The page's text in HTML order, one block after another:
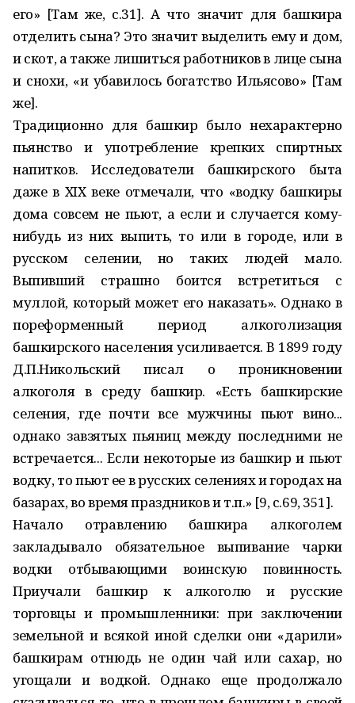
его» [Там же, с.31]. А что значит для башкира
отделить сына? Это значит выделить ему и дом,
и скот, а также лишиться работников в лице сына
и снохи, «и убавилось богатство Ильясово» [Там
же].
Традиционно для башкир было нехарактерно
пьянство и употребление крепких спиртных
напитков. Исследователи башкирского быта
даже в XIX веке отмечали, что «водку башкиры
дома совсем не пьют, а если и случается кому-
нибудь из них выпить, то или в городе, или в
русском селении, но таких людей мало.
Выпивший страшно боится встретиться с
муллой, который может его наказать». Однако в
пореформенный период алкоголизация
башкирского населения усиливается. В 1899 году
Д.П.Никольский писал о проникновении
алкоголя в среду башкир. «Есть башкирские
селения, где почти все мужчины пьют вино...
однако завзятых пьяниц между последними не
встречается... Если некоторые из башкир и пьют
водку, то пьют ее в русских селениях и городах на
базарах, во время праздников и т.п.» [9, с.69, 351].
Начало отравлению башкира алкоголем
закладывало обязательное выпивание чарки
водки отбывающими воинскую повинность.
Приучали башкир к алкоголю и русские
торговцы и промышленники: при заключении
земельной и всякой иной сделки они «дарили»
башкирам отнюдь не один чай или сахар, но
угощали и водкой. Однако еще продолжало